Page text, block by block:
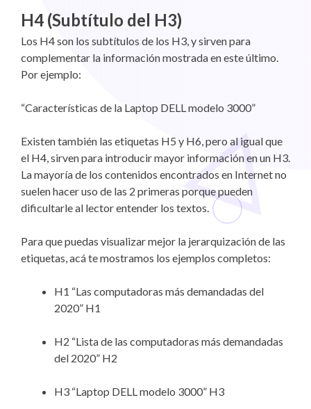
H4 (Subtítulo del H3)
Los H4 son los subtítulos de los H3, y sirven para
complementar la información mostrada en este último.
Por ejemplo:
“Características de la Laptop DELL modelo 3000”
Existen también las etiquetas H5 y H6, pero al igual que
el H4, sirven para introducir mayor información en un H3.
La mayoría de los contenidos encontrados en Internet no
suelen hacer uso de las 2 primeras porque pueden
dificultarle al lector entender los textos.
Para que puedas visualizar mejor la jerarquización de las
etiquetas, acá te mostramos los ejemplos completos:
H1 “Las computadoras más demandadas del
2020” H1
H2 “Lista de las computadoras más demandadas
del 2020” H2
H3 “Laptop DELL modelo 3000” H3